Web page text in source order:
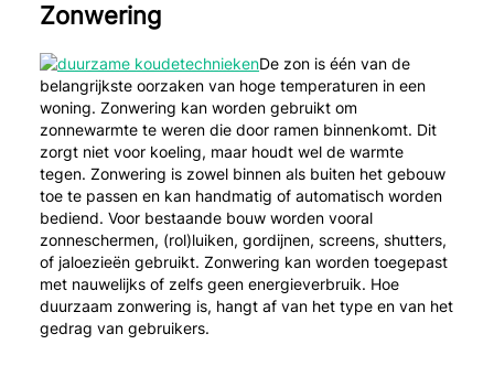
Zonwering
De zon is één van de
belangrijkste oorzaken van hoge temperaturen in een
woning. Zonwering kan worden gebruikt om
zonnewarmte te weren die door ramen binnenkomt. Dit
zorgt niet voor koeling, maar houdt wel de warmte
tegen. Zonwering is zowel binnen als buiten het gebouw
toe te passen en kan handmatig of automatisch worden
bediend. Voor bestaande bouw worden vooral
zonneschermen, (rol)luiken, gordijnen, screens, shutters,
of jaloezieën gebruikt. Zonwering kan worden toegepast
met nauwelijks of zelfs geen energieverbruik. Hoe
duurzaam zonwering is, hangt af van het type en van het
gedrag van gebruikers.